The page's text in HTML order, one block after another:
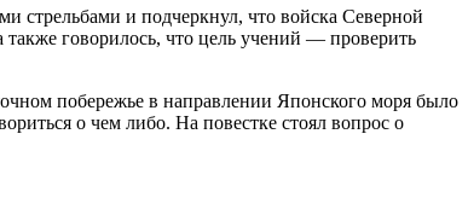
стрельбами и подчеркнул, что войска Северной
говорилось, что цель учений — проверить
побережье в направлении Японского моря было
о чем либо. На повестке стоял вопрос о